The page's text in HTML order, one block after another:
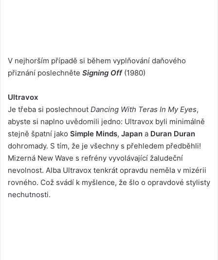
V nejhorším případě si během vyplňování daňového
přiznání poslechněte Signing Off(1980)
Ultravox
Je třeba si poslechnout Dancing With Teras In My Eyes,
abyste si naplno uvědomili jedno: Ultravox byli minimálně
stejně špatní jako Simple Minds, Japan a Duran Duran
dohromady. S tím, že je všechny s přehledem předběhli!
Mizerná New Wave s refrény vyvolávající žaludeční
nevolnost. Alba Ultravox tenkrát opravdu neměla v mizérii
rovného. Což svádí k myšlence, že šlo o opravdové stylisty
nechutnosti.